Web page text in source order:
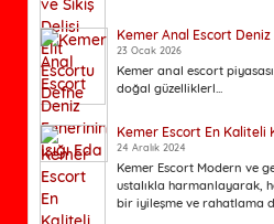
Kemer Anal Escort Deniz
23 Ocak 2026
Kemer anal escort
doğal güzelliklerl...
Kemer Escort En Kaliteli
24 Aralık 2024
Kemer Escort Modern ve
ustalıkla harmanlayarak,
bir iyileşme ve rahatlama